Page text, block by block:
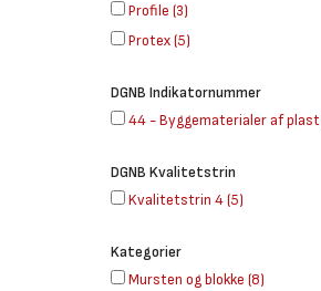
Profile (3)
Protex(5)
DGNB Indikatornummer
44 - Byggematerialer af plast
DGNB Kvalitetstrin
Kvalitetstrin 4(5)
Kategorier
Mursten og blokke (8)